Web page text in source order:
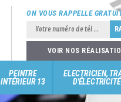
ON VOUS RAPPELLE
VOIR NOS
PEINTRE
INTÉRIEUR 13
ELECTRICIEN,